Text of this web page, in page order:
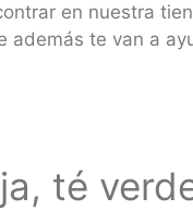
en nuestra
te van a
té